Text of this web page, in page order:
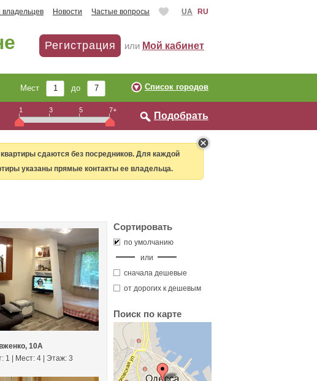
владельцев Новости Частые вопросы UA RU
Регистрация или Мой кабинет
Мест до Список городов
1 3 5 7+
Подобрать
сдаются без посредников. Для каждой
указаны прямые контакты ее владельца.
Сортировать
по умолчанию
или
сначала дешевые
от дорогих к дешевым
Поиск по карте
10А
1 | Мест: 4 | Этаж: 3